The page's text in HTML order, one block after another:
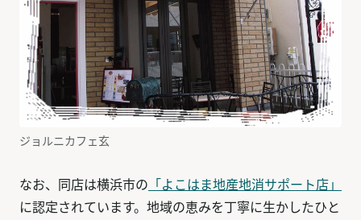
ジョルニカフェ玄
なお、同店は横浜市の 「よこはま地産地消サポート店」
に認定されています。地域の恵みを丁寧に生かしたひと